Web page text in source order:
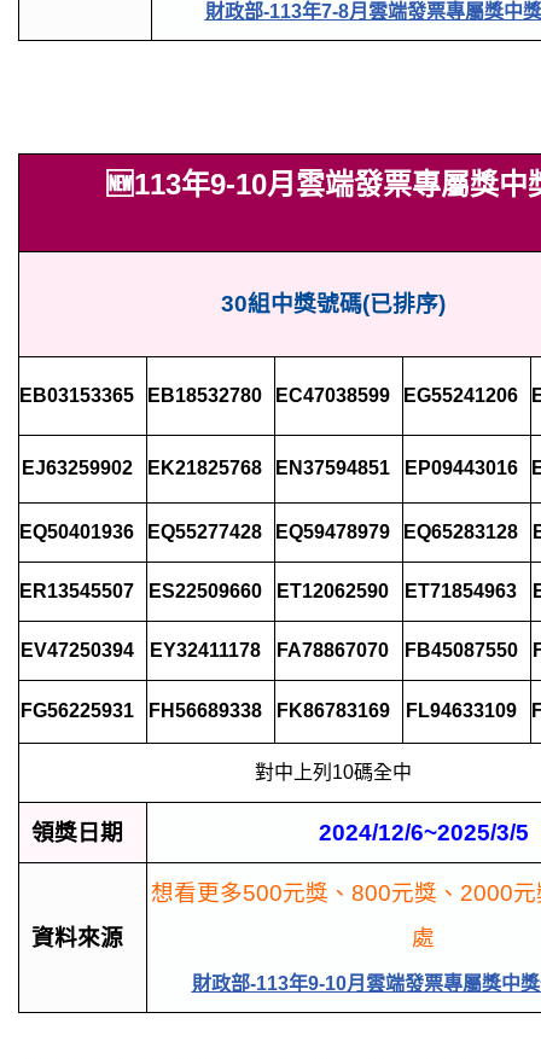
財政部-113年7-8月雲端發票專屬獎中
🆕113年9-10月雲端發票專屬獎中
30組中獎號碼(已排序)
EB03153365 EB18532780 EC47038599 EG55241206
EJ63259902 EK21825768 EN37594851 EP09443016
EQ50401936 EQ55277428 EQ59478979 EQ65283128
ER13545507 ES22509660 ET12062590 ET71854963
EV47250394 EY32411178 FA78867070 FB45087550
FG56225931 FH56689338 FK86783169 FL94633109
對中上列10碼全中
領獎日期 2024/12/6~2025/3/5
資料來源
想看更多500元獎、800元獎、2000
處
財政部-113年9-10月雲端發票專屬獎中